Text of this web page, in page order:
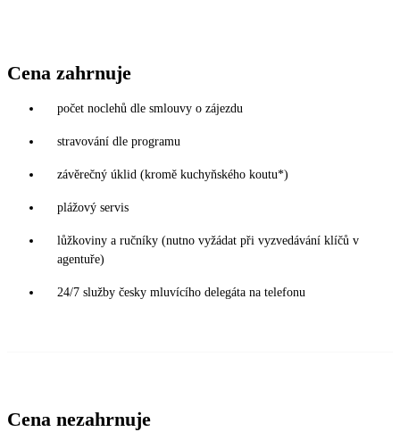
Cena zahrnuje
počet noclehů dle smlouvy o zájezdu
stravování dle programu
závěrečný úklid (kromě kuchyňského koutu*)
plážový servis
lůžkoviny a ručníky (nutno vyžádat při vyzvedávání klíčů v
agentuře)
24/7 služby česky mluvícího delegáta na telefonu
Cena nezahrnuje